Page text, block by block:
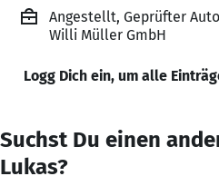
Angestellt, Geprüfter
Willi Müller GmbH
Logg Dich ein, um alle
Suchst Du einen
Lukas?